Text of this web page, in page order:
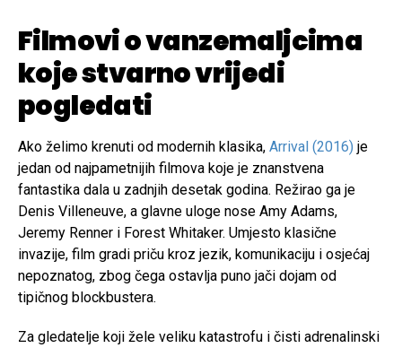
Filmovi o vanzemaljcima
koje stvarno vrijedi
pogledati
Ako želimo krenuti od modernih klasika, Arrival (2016) je
jedan od najpametnijih filmova koje je znanstvena
fantastika dala u zadnjih desetak godina. Režirao ga je
Denis Villeneuve, a glavne uloge nose Amy Adams,
Jeremy Renner i Forest Whitaker. Umjesto klasične
invazije, film gradi priču kroz jezik, komunikaciju i osjećaj
nepoznatog, zbog čega ostavlja puno jači dojam od
tipičnog blockbustera.
Za gledatelje koji žele veliku katastrofu i čisti adrenalinski